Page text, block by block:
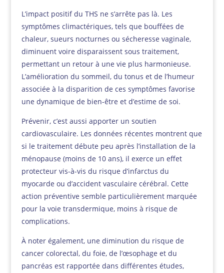
L’impact positif du THS ne s’arrête pas là. Les
symptômes climactériques, tels que bouffées de
chaleur, sueurs nocturnes ou sécheresse vaginale,
diminuent voire disparaissent sous traitement,
permettant un retour à une vie plus harmonieuse.
L’amélioration du sommeil, du tonus et de l’humeur
associée à la disparition de ces symptômes favorise
une dynamique de bien-être et d’estime de soi.
Prévenir, c’est aussi apporter un soutien
cardiovasculaire. Les données récentes montrent que
si le traitement débute peu après l’installation de la
ménopause (moins de 10 ans), il exerce un effet
protecteur vis-à-vis du risque d’infarctus du
myocarde ou d’accident vasculaire cérébral. Cette
action préventive semble particulièrement marquée
pour la voie transdermique, moins à risque de
complications.
À noter également, une diminution du risque de
cancer colorectal, du foie, de l’œsophage et du
pancréas est rapportée dans différentes études,